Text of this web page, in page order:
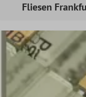
Fliesen